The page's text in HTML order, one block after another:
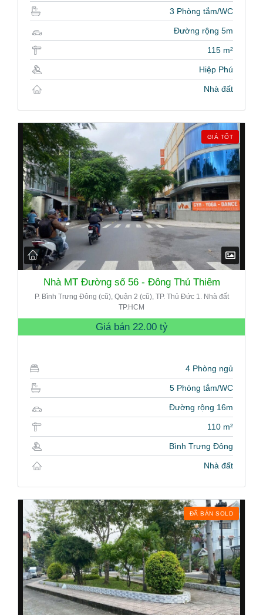
3 Phòng tắm/WC
Đường rộng 5m
115 m²
Hiệp Phú
Nhà đất
GIÁ TỐT
Nhà MT Đường số 56 - Đông Thủ Thiêm
P. Bình Trưng Đông (cũ), Quận 2 (cũ), TP. Thủ Đức 1. Nhà đất
TP.HCM
Giá bán 22.00 tỷ
4 Phòng ngủ
5 Phòng tắm/WC
Đường rộng 16m
110 m²
Bình Trưng Đông
Nhà đất
ĐÃ BÁN SOLD